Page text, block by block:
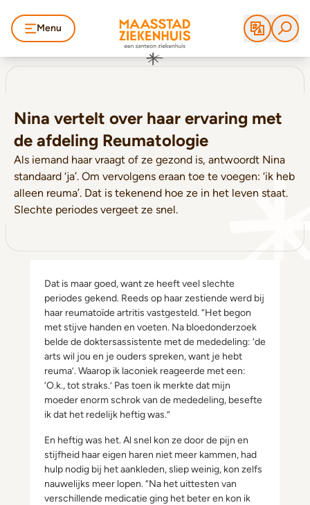
Menu
Nina vertelt over haar ervaring met
de afdeling Reumatologie
Als iemand haar vraagt of ze gezond is, antwoordt Nina
standaard ‘ja’. Om vervolgens eraan toe te voegen: ‘ik heb
alleen reuma’. Dat is tekenend hoe ze in het leven staat.
Slechte periodes vergeet ze snel.
Dat is maar goed, want ze heeft veel slechte
periodes gekend. Reeds op haar zestiende werd bij
haar reumatoïde artritis vastgesteld. “Het begon
met stijve handen en voeten. Na bloedonderzoek
belde de doktersassistente met de mededeling: ‘de
arts wil jou en je ouders spreken, want je hebt
reuma’. Waarop ik laconiek reageerde met een:
‘O.k., tot straks.’ Pas toen ik merkte dat mijn
moeder enorm schrok van de mededeling, besefte
ik dat het redelijk heftig was.”
En heftig was het. Al snel kon ze door de pijn en
stijfheid haar eigen haren niet meer kammen, had
hulp nodig bij het aankleden, sliep weinig, kon zelfs
nauwelijks meer lopen. “Na het uittesten van
verschillende medicatie ging het beter en kon ik